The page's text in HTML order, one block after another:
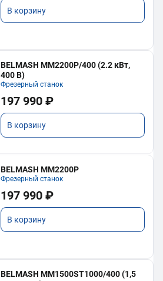
В корзину
BELMASH MM2200P/400 (2.2 кВт,
400 В)
Фрезерный станок
197 990 ₽
В корзину
BELMASH MM2200P
Фрезерный станок
197 990 ₽
В корзину
BELMASH MM1500ST1000/400 (1,5